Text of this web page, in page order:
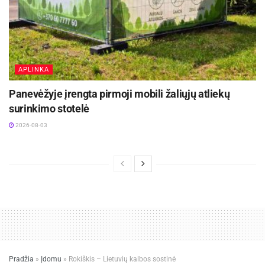
APLINKA
Panevėžyje įrengta pirmoji mobili žaliųjų atliekų
surinkimo stotelė
2026-08-03
Pradžia » Įdomu » Rokiškis – Lietuvių kalbos sostinė